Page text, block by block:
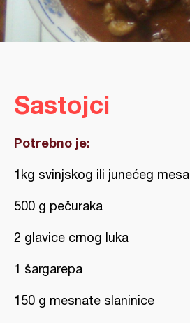
Sastojci
Potrebno je:
1kg svinjskog ili junećeg mesa
500 g pečuraka
2 glavice crnog luka
1 šargarepa
150 g mesnate slaninice